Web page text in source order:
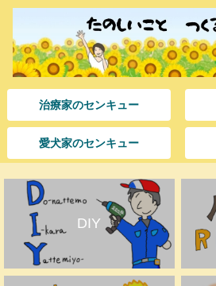
治療家のセンキュー
愛犬家のセンキュー
DIY